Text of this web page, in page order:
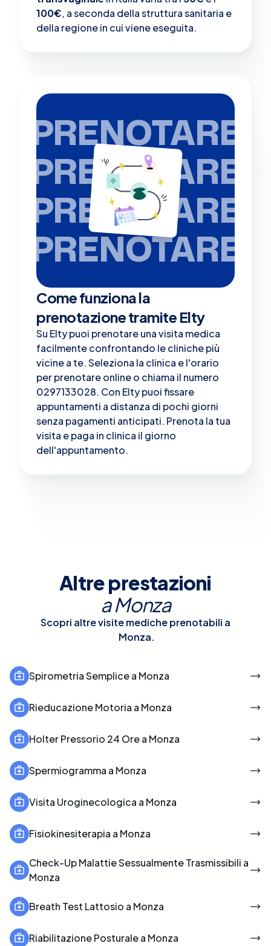
100€, a seconda della struttura sanitaria e
della regione in cui viene eseguita.
PRENOTARE
PRENOTARE
PRENOTARE
PRENOTARE
Come funziona la
prenotazione tramite Elty
Su Elty puoi prenotare una visita medica
facilmente confrontando le cliniche più
vicine a te. Seleziona la clinica e l'orario
per prenotare online o chiama il numero
0297133028. Con Elty puoi fissare
appuntamenti a distanza di pochi giorni
senza pagamenti anticipati. Prenota la tua
visita e paga in clinica il giorno
dell'appuntamento.
Altre prestazioni
aMonza
Scopri altre visite mediche prenotabili a
Monza.
Spirometria Semplice a Monza
Rieducazione Motoria a Monza
Holter Pressorio 24 Ore a Monza
Spermiogramma a Monza
Visita Uroginecologica a Monza
Fisiokinesiterapia a Monza
Check-Up Malattie Sessualmente Trasmissibili a
Monza
Breath Test Lattosio a Monza
Riabilitazione Posturale a Monza